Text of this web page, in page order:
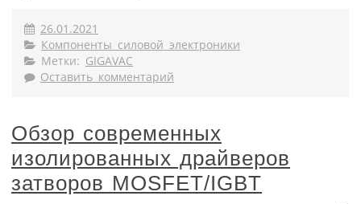
26.01.2021
Компоненты силовой электроники
Метки: GIGAVAC
Оставить комментарий
Обзор современных
изолированных драйверов
затворов MOSFET/IGBT